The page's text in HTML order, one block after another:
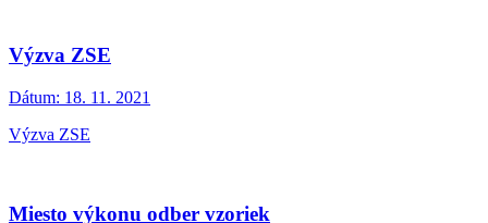
Výzva ZSE
Dátum: 18. 11. 2021
Výzva ZSE
Miesto výkonu odber vzoriek